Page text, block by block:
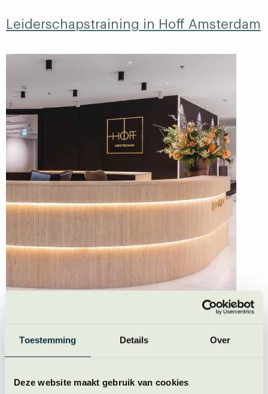
Toestemming Details Over
Deze website maakt gebruik van cookies
Leiderschapstraining in Hoff Amsterdam
Leuke uitstraling gecombineerd met een geweldige
service. En heel belangrijk: goed bereikbaar per ov en